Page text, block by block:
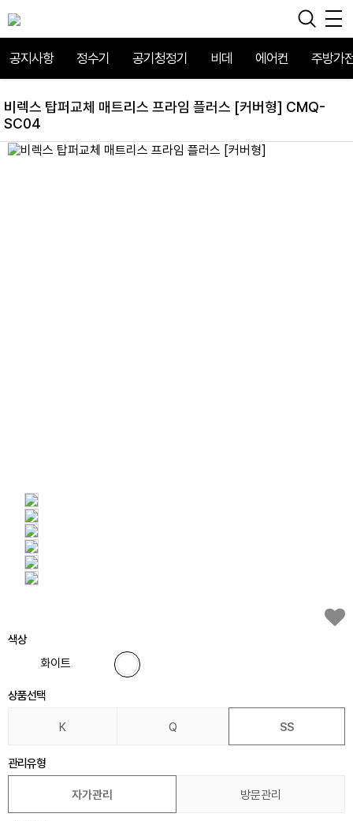
공지사항 정수기 공기청정기 비데 에어컨 주방가
비렉스 탑퍼교체 매트리스 프라임 플러스 [커버형] CMQ-
SC04
색상
화이트
상품선택
K Q SS
관리유형
자가관리 방문관리